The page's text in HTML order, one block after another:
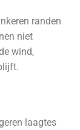
randen
niet
wind,
laagtes